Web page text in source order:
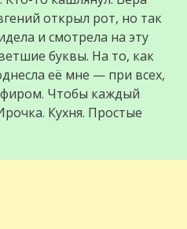
открыл рот, но так
и смотрела на эту
буквы. На то, как
её мне — при всех,
Чтобы каждый
Кухня. Простые